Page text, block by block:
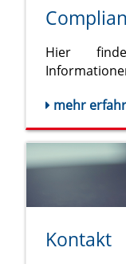
Hier
mehr
Kontakt